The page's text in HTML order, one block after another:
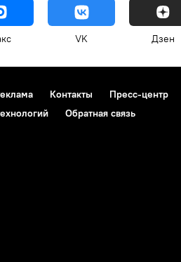
VK Дзен
Контакты Пресс-центр
Обратная связь